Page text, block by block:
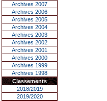
Archives 2007
Archives 2006
Archives 2005
Archives 2004
Archives 2003
Archives 2002
Archives 2001
Archives 2000
Archives 1999
Archives 1998
Classements
2018/2019
2019/2020